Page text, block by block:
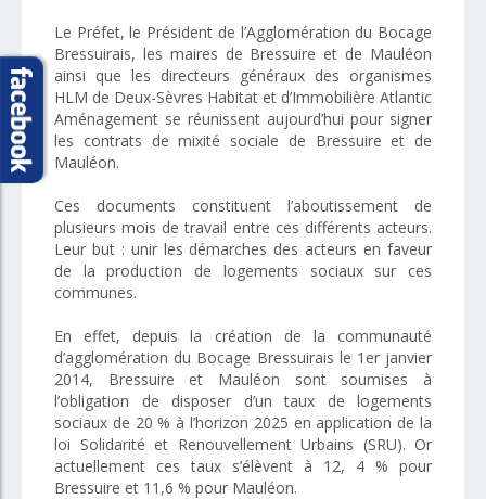
Le Préfet, le Président de l’Agglomération du Bocage
Bressuirais, les maires de Bressuire et de Mauléon
ainsi que les directeurs généraux des organismes
HLM de Deux-Sèvres Habitat et d’Immobilière Atlantic
Aménagement se réunissent aujourd’hui pour signer
les contrats de mixité sociale de Bressuire et de
Mauléon.
Ces documents constituent l’aboutissement de
plusieurs mois de travail entre ces différents acteurs.
Leur but : unir les démarches des acteurs en faveur
de la production de logements sociaux sur ces
communes.
En effet, depuis la création de la communauté
d’agglomération du Bocage Bressuirais le 1er janvier
2014, Bressuire et Mauléon sont soumises à
l’obligation de disposer d’un taux de logements
sociaux de 20 % à l’horizon 2025 en application de la
loi Solidarité et Renouvellement Urbains (SRU). Or
actuellement ces taux s’élèvent à 12, 4 % pour
Bressuire et 11,6 % pour Mauléon.